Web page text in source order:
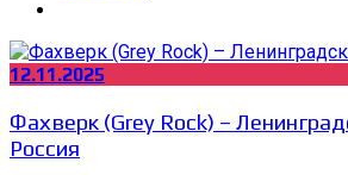
12.11.2025
Фахверк (Grey Rock) –
Россия